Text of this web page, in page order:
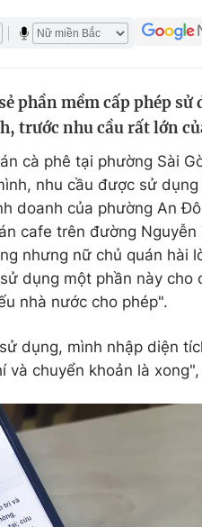
Tuyển sinh
phần mềm cấp phép sử
trước nhu cầu rất lớn
cà phê tại phường Sài
nhu cầu được sử
doanh của phường An
cafe trên đường Nguyễn
nhưng nữ chủ quán hài
dụng một phần này cho
nhà nước cho phép".
dụng, mình nhập diện
chuyển khoản là